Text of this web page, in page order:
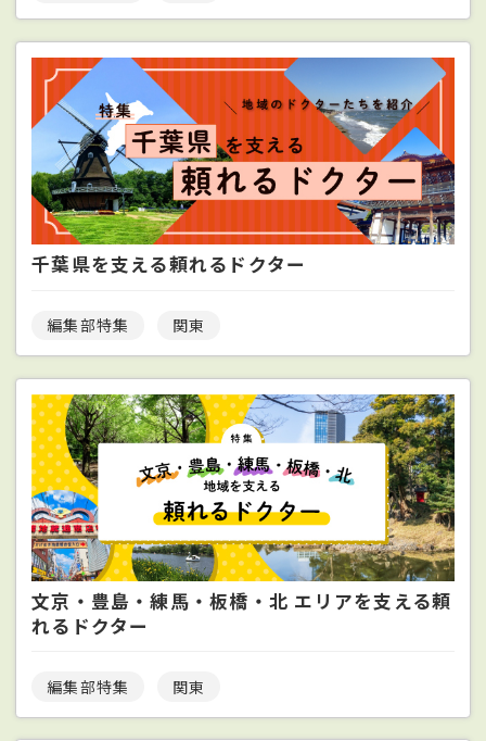
千葉県を支える頼れるドクター
編集部特集 関東
文京・豊島・練馬・板橋・北 エリアを支える頼
れるドクター
編集部特集 関東